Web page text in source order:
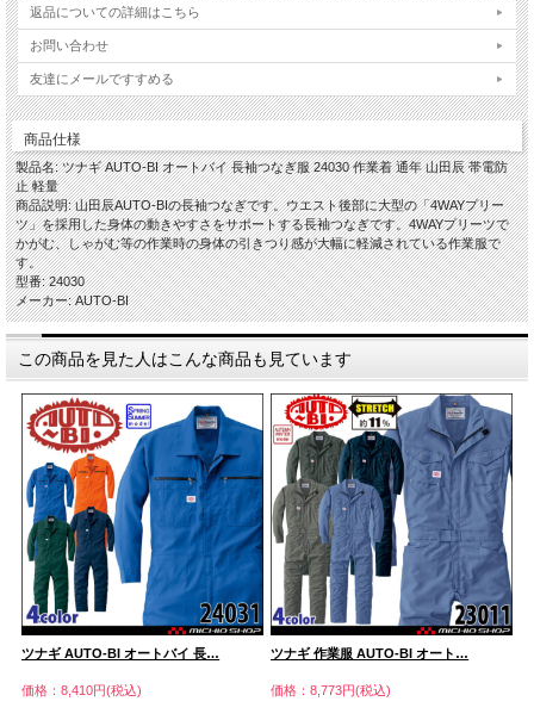
返品についての詳細はこちら
お問い合わせ
友達にメールですすめる
商品仕様
製品名: ツナギ AUTO-BI オートバイ 長袖つなぎ服 24030 作業着 通年 山田辰 帯電防
止 軽量
商品説明: 山田辰AUTO-BIの長袖つなぎです。ウエスト後部に大型の「4WAYプリー
ツ」を採用した身体の動きやすさをサポートする長袖つなぎです。4WAYプリーツで
かがむ、しゃがむ等の作業時の身体の引きつり感が大幅に軽減されている作業服で
す。
型番: 24030
メーカー: AUTO-BI
この商品を見た人はこんな商品も見ています
ツナギ AUTO-BI オートバイ 長…
価格：8,410円(税込)
ツナギ 作業服 AUTO-BI オート…
価格：8,773円(税込)